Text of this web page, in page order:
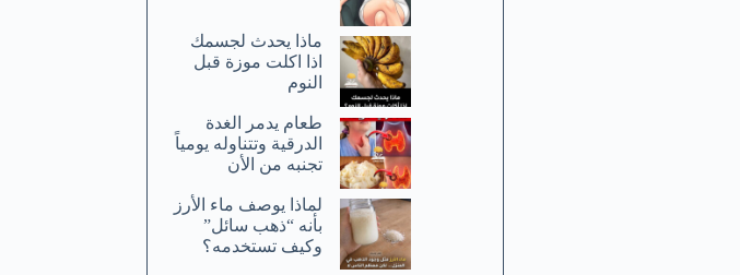
ماذا يحدث لجسمك
اذا اكلت موزة قبل
النوم
طعام يدمر الغدة
الدرقية وتتناوله يومياً
تجنبه من الأن
لماذا يوصف ماء الأرز
بأنه “ذهب سائل”
وكيف تستخدمه؟